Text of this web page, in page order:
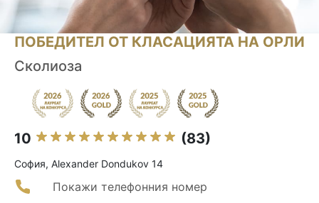
ПОБЕДИТЕЛ ОТ КЛАСАЦИЯТА НА ОРЛИ
Сколиоза
10 (83)
София, Alexander Dondukov 14
Покажи телефонния номер